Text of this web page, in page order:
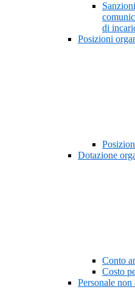
di
Posizioni
Dotazione
Conto
Costo
Personale